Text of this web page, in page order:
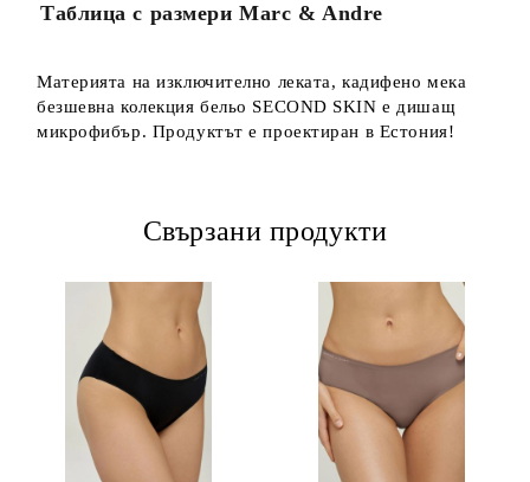
Таблица с размери Marc & Andre
Материята на изключително леката, кадифено мека
безшевна колекция бельо SECOND SKIN е дишащ
микрофибър. Продуктът е проектиран в Естония!
Свързани продукти